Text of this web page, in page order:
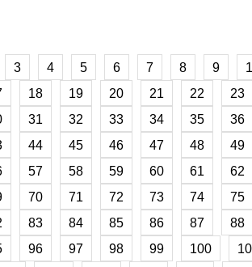
3 4 5 6 7 8 9
18 19 20 21 22
23
31 32 33 34 35
36
44 45 46 47 48
49
57 58 59 60 61
62
70 71 72 73 74
75
83 84 85 86 87
88
96 97 98 99 100